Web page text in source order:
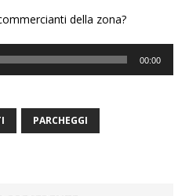
della zona?
00:00
PARCHEGGI